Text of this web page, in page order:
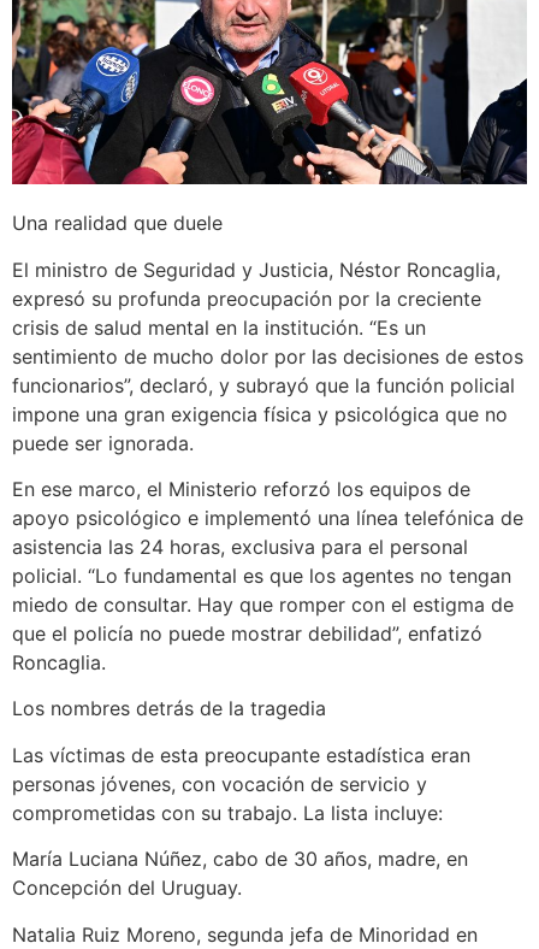
Una realidad que duele
El ministro de Seguridad y Justicia, Néstor Roncaglia,
expresó su profunda preocupación por la creciente
crisis de salud mental en la institución. “Es un
sentimiento de mucho dolor por las decisiones de estos
funcionarios”, declaró, y subrayó que la función policial
impone una gran exigencia física y psicológica que no
puede ser ignorada.
En ese marco, el Ministerio reforzó los equipos de
apoyo psicológico e implementó una línea telefónica de
asistencia las 24 horas, exclusiva para el personal
policial. “Lo fundamental es que los agentes no tengan
miedo de consultar. Hay que romper con el estigma de
que el policía no puede mostrar debilidad”, enfatizó
Roncaglia.
Los nombres detrás de la tragedia
Las víctimas de esta preocupante estadística eran
personas jóvenes, con vocación de servicio y
comprometidas con su trabajo. La lista incluye:
María Luciana Núñez, cabo de 30 años, madre, en
Concepción del Uruguay.
Natalia Ruiz Moreno, segunda jefa de Minoridad en